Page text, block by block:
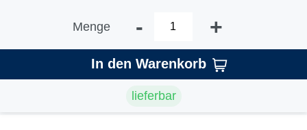
Menge - +
In den Warenkorb
lieferbar